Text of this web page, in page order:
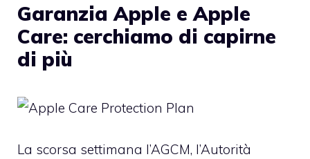
Garanzia Apple e Apple
Care: cerchiamo di capirne
di più
La scorsa settimana l’AGCM, l’Autorità